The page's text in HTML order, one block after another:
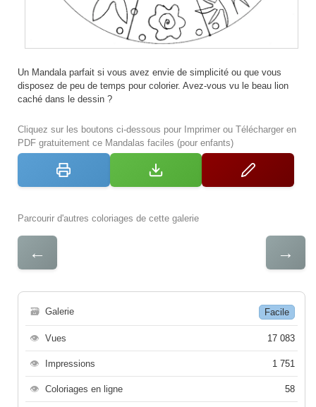
Un Mandala parfait si vous avez envie de simplicité ou que vous
disposez de peu de temps pour colorier. Avez-vous vu le beau lion
caché dans le dessin ?
Cliquez sur les boutons ci-dessous pour Imprimer ou Télécharger en
PDF gratuitement ce Mandalas faciles (pour enfants)
Parcourir d'autres coloriages de cette galerie
← →
🗃 Galerie Facile
👁 Vues 17 083
👁 Impressions 1 751
👁 Coloriages en ligne 58